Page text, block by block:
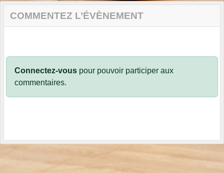
COMMENTEZ L’ÉVÈNEMENT
Connectez-vous pour pouvoir participer aux
commentaires.